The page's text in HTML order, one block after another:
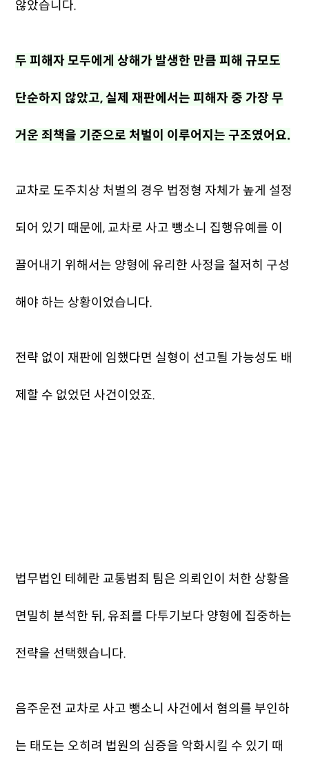
않았습니다.
두 피해자 모두에게 상해가 발생한 만큼 피해 규모도
단순하지 않았고, 실제 재판에서는 피해자 중 가장 무
거운 죄책을 기준으로 처벌이 이루어지는 구조였어요.
교차로 도주치상 처벌의 경우 법정형 자체가 높게 설정
되어 있기 때문에, 교차로 사고 뺑소니 집행유예를 이
끌어내기 위해서는 양형에 유리한 사정을 철저히 구성
해야 하는 상황이었습니다.
전략 없이 재판에 임했다면 실형이 선고될 가능성도 배
제할 수 없었던 사건이었죠.
법무법인 테헤란 교통범죄 팀은 의뢰인이 처한 상황을
면밀히 분석한 뒤, 유죄를 다투기보다 양형에 집중하는
전략을 선택했습니다.
음주운전 교차로 사고 뺑소니 사건에서 혐의를 부인하
는 태도는 오히려 법원의 심증을 악화시킬 수 있기 때